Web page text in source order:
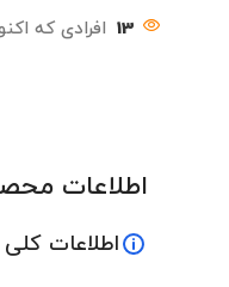
13 افرادی که
اطلاعات
اطلاعات کلی